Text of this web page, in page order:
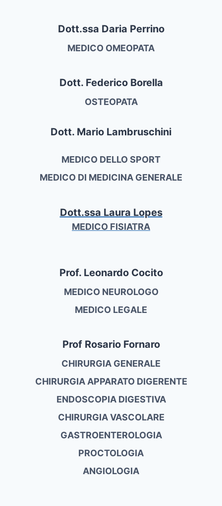
Dott.ssa Daria Perrino
MEDICO OMEOPATA
Dott. Federico Borella
OSTEOPATA
Dott. Mario Lambruschini
MEDICO DELLO SPORT
MEDICO DI MEDICINA GENERALE
Dott.ssa Laura Lopes
MEDICO FISIATRA
Prof. Leonardo Cocito
MEDICO NEUROLOGO
MEDICO LEGALE
Prof Rosario Fornaro
CHIRURGIA GENERALE
CHIRURGIA APPARATO DIGERENTE
ENDOSCOPIA DIGESTIVA
CHIRURGIA VASCOLARE
GASTROENTEROLOGIA
PROCTOLOGIA
ANGIOLOGIA